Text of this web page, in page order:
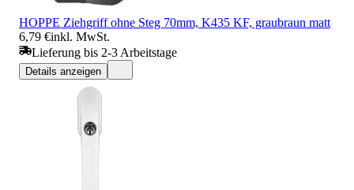
HOPPE Ziehgriff ohne Steg 70mm, K435 KF, graubraun matt
6,79 €inkl. MwSt.
Lieferung bis 2-3 Arbeitstage
Details anzeigen